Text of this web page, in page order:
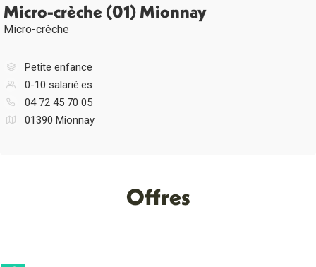
Micro-crèche (01) Mionnay
Micro-crèche
Petite enfance
0-10 salarié.es
04 72 45 70 05
01390 Mionnay
Offres